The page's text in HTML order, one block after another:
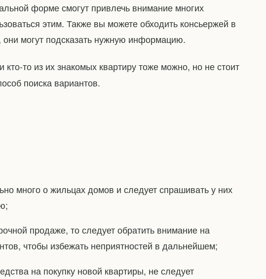
форме смогут привлечь внимание многих
этим. Также вы можете обходить консьержей в
могут подсказать нужную информацию.
кто-то из их знакомых квартиру тоже можно, но не стоит
поиска вариантов.
много о жильцах домов и следует спрашивать у них
продаже, то следует обратить внимание на
чтобы избежать неприятностей в дальнейшем;
на покупку новой квартиры, не следует